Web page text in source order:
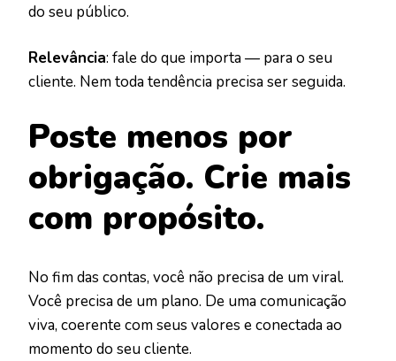
do seu público.
Relevância: fale do que importa — para o seu
cliente. Nem toda tendência precisa ser seguida.
Poste menos por
obrigação. Crie mais
com propósito.
No fim das contas, você não precisa de um viral.
Você precisa de um plano. De uma comunicação
viva, coerente com seus valores e conectada ao
momento do seu cliente.